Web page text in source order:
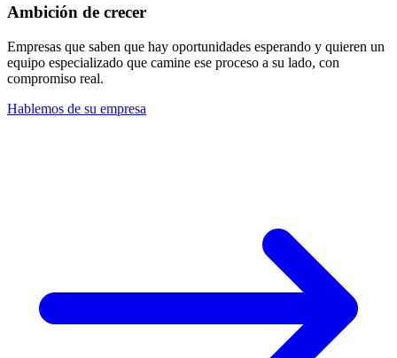
Ambición de crecer
Empresas que saben que hay oportunidades esperando y quieren un
equipo especializado que camine ese proceso a su lado, con
compromiso real.
Hablemos de su empresa